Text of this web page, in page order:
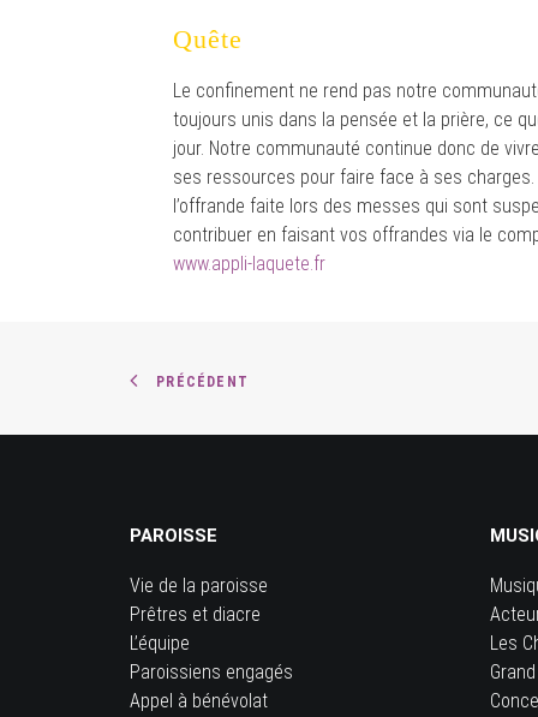
Quête
Le confinement ne rend pas notre
toujours unis dans la pensée et la prière, ce
jour. Notre communauté continue donc de
ses ressources pour faire face à ses
l’offrande faite lors des messes qui sont
contribuer en faisant vos offrandes via le
www.appli-laquete.fr
PRÉCÉDENT
PAROISSE
Vie de la paroisse
Prêtres et diacre
L’équipe
Paroissiens engagés
Appel à bénévolat
Les